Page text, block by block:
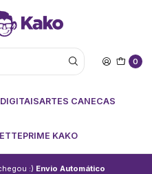
0
ARTES CANECAS
PRIME KAKO
:) Envio Automático